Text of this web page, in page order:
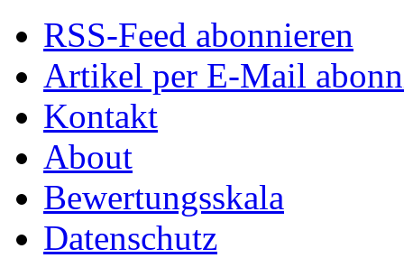
RSS-Feed abonnieren
Artikel per E-Mail
Kontakt
About
Bewertungsskala
Datenschutz